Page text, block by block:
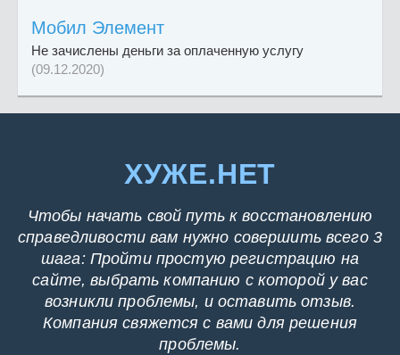
Мобил Элемент
Не зачислены деньги за оплаченную услугу
(09.12.2020)
ХУЖЕ.НЕТ
Чтобы начать свой путь к восстановлению
справедливости вам нужно совершить всего 3
шага: Пройти простую регистрацию на
сайте, выбрать компанию с которой у вас
возникли проблемы, и оставить отзыв.
Компания свяжется с вами для решения
проблемы.